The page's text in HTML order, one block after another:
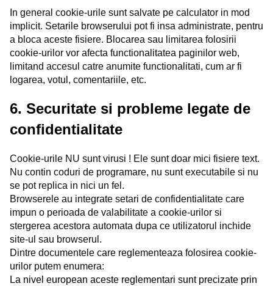
In general cookie-urile sunt salvate pe calculator in mod
implicit. Setarile browserului pot fi insa administrate, pentru
a bloca aceste fisiere. Blocarea sau limitarea folosirii
cookie-urilor vor afecta functionalitatea paginilor web,
limitand accesul catre anumite functionalitati, cum ar fi
logarea, votul, comentariile, etc.
6. Securitate si probleme legate de
confidentialitate
Cookie-urile NU sunt virusi ! Ele sunt doar mici fisiere text.
Nu contin coduri de programare, nu sunt executabile si nu
se pot replica in nici un fel.
Browserele au integrate setari de confidentialitate care
impun o perioada de valabilitate a cookie-urilor si
stergerea acestora automata dupa ce utilizatorul inchide
site-ul sau browserul.
Dintre documentele care reglementeaza folosirea cookie-
urilor putem enumera:
La nivel european aceste reglementari sunt precizate prin